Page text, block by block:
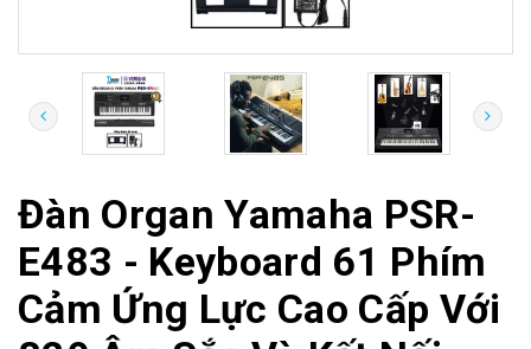
Đàn Organ Yamaha PSR-
E483 - Keyboard 61 Phím
Cảm Ứng Lực Cao Cấp Với